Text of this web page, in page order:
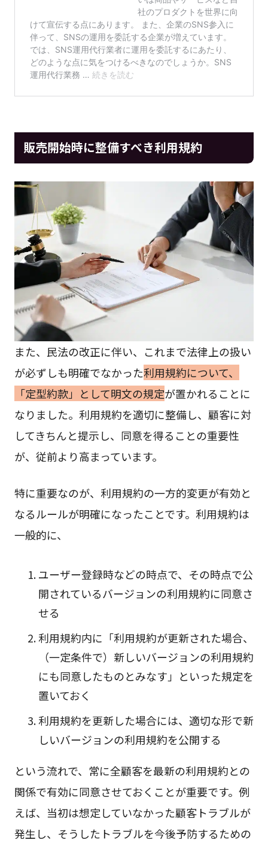
販売開始時に整備すべき利用規約
また、民法の改正に伴い、これまで法律上の扱い
が必ずしも明確でなかった利用規約について、
「定型約款」として明文の規定が置かれることに
なりました。利用規約を適切に整備し、顧客に対
してきちんと提示し、同意を得ることの重要性
が、従前より高まっています。
特に重要なのが、利用規約の一方的変更が有効と
なるルールが明確になったことです。利用規約は
一般的に、
ユーザー登録時などの時点で、その時点で公
開されているバージョンの利用規約に同意さ
せる
利用規約内に「利用規約が更新された場合、
（一定条件で）新しいバージョンの利用規約
にも同意したものとみなす」といった規定を
置いておく
利用規約を更新した場合には、適切な形で新
しいバージョンの利用規約を公開する
という流れで、常に全顧客を最新の利用規約との
関係で有効に同意させておくことが重要です。例
えば、当初は想定していなかった顧客トラブルが
発生し、そうしたトラブルを今後予防するための